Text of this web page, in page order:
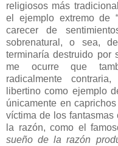
religiosos más
el ejemplo extremo de
carecer de
sobrenatural, o sea,
terminaría destruido por
me ocurre que
radicalmente
libertino como ejemplo
únicamente en
víctima de los
la razón, como el
sueño de la razón pro